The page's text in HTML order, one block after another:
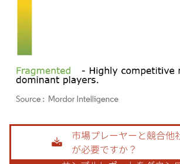
画像 © Mordor Intelligence。再利用にはCC BY 4.0の